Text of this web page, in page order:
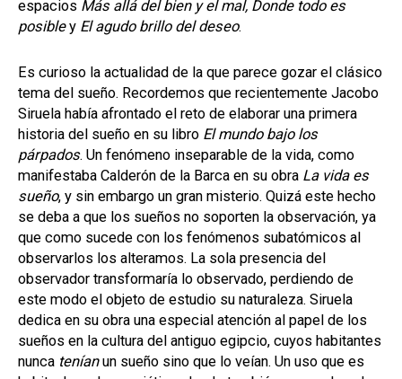
espacios Más allá del bien y el mal, Donde todo es
posibley El agudo brillo del deseo.
Es curioso la actualidad de la que parece gozar el clásico
tema del sueño. Recordemos que recientemente Jacobo
Siruela había afrontado el reto de elaborar una primera
historia del sueño en su libro El mundo bajo los
párpados. Un fenómeno inseparable de la vida, como
manifestaba Calderón de la Barca en su obra La vida es
sueño, y sin embargo un gran misterio. Quizá este hecho
se deba a que los sueños no soporten la observación, ya
que como sucede con los fenómenos subatómicos al
observarlos los alteramos. La sola presencia del
observador transformaría lo observado, perdiendo de
este modo el objeto de estudio su naturaleza. Siruela
dedica en su obra una especial atención al papel de los
sueños en la cultura del antiguo egipcio, cuyos habitantes
nunca teníanun sueño sino que lo veían. Un uso que es